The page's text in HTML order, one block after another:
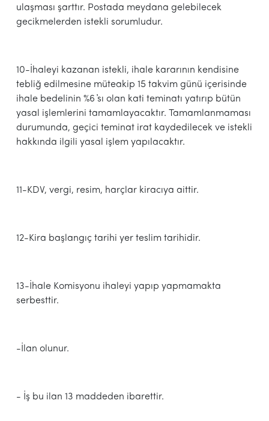
ulaşması şarttır. Postada meydana gelebilecek
gecikmelerden istekli sorumludur.
10-İhaleyi kazanan istekli, ihale kararının kendisine
tebliğ edilmesine müteakip 15 takvim günü içerisinde
ihale bedelinin %6 ҆sı olan kati teminatı yatırıp bütün
yasal işlemlerini tamamlayacaktır. Tamamlanmaması
durumunda, geçici teminat irat kaydedilecek ve istekli
hakkında ilgili yasal işlem yapılacaktır.
11-KDV, vergi, resim, harçlar kiracıya aittir.
12-Kira başlangıç tarihi yer teslim tarihidir.
13-İhale Komisyonu ihaleyi yapıp yapmamakta
serbesttir.
-İlan olunur.
- İş bu ilan 13 maddeden ibarettir.